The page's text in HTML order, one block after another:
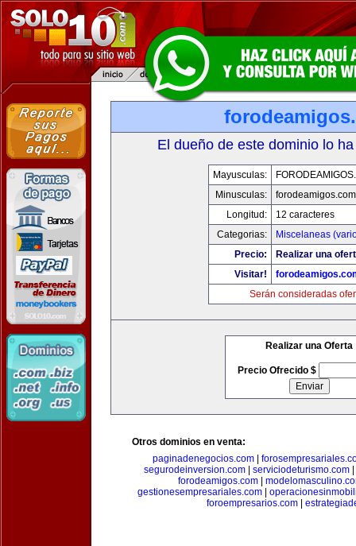
El dueño de este dominio lo
Mayusculas:
Minusculas:
forodeamigos.com
Longitud:
12 caracteres
Categorias:
Miscelaneas
Precio:
Realizar una
Visitar!
Serán consideradas
Realizar una Oferta
Precio Ofrecido $
Otros dominios en venta:
paginadenegocios.com
segurodeinversion.com| serviciodeturismo.com|
forodeamigos.com
gestionesempresariales.com
foroempresarios.com